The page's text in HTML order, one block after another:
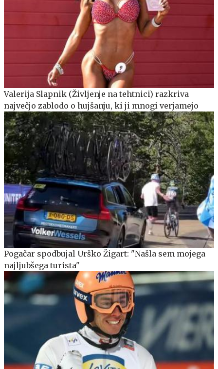
Valerija Slapnik (Življenje na tehtnici) razkriva
največjo zablodo o hujšanju, ki ji mnogi verjamejo
Pogačar spodbujal Urško Žigart: "Našla sem mojega
najljubšega turista"